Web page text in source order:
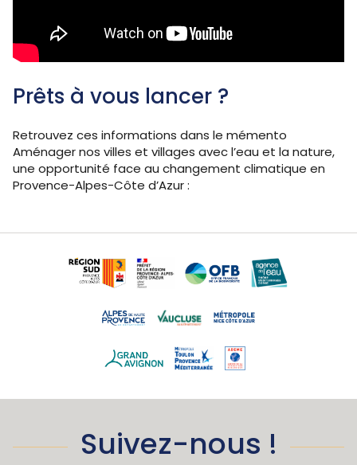
Prêts à vous lancer ?
Retrouvez ces informations dans le mémento
Aménager nos villes et villages avec l’eau et la nature,
une opportunité face au changement climatique en
Provence-Alpes-Côte d’Azur :
Suivez-nous !